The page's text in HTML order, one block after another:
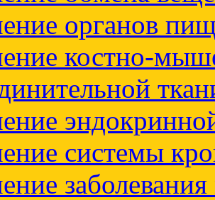
органов
костно-
системы